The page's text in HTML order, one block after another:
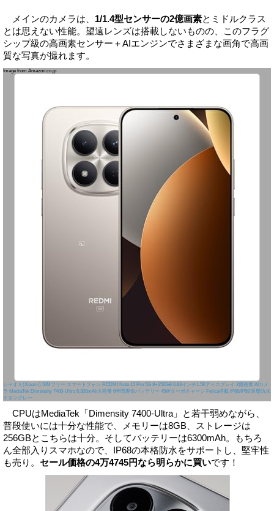
メインのカメラは、 1/1.4型センサーの2億画素とミドルクラス
とは思えない性能。望遠レンズは搭載しないものの、このフラグ
シップ級の高画素センサー＋AIエンジンでさまざまな画角で高画
質な写真が撮れます。
Image from Amazon.co.jp
シャオミ(Xiaomi) SIMフリー スマートフォン REDMI Note 15 Pro 5G 8+256GB 6.83インチ1.5Kディスプレイ 2億画素 AIカメ
ラ MediaTek Dimensity 7400-Ultra 6,300mAh大容量 6年間寿命バッテリー 45Wターボチャージ Felica搭載 IP66/IP68 防塵防水
チタングレー
CPUはMediaTek「Dimensity 7400-Ultra」と若干弱めながら、
普段使いには十分な性能で、メモリーは8GB、ストレージは
256GBとこちらは十分。そしてバッテリーは6300mAh。もちろ
ん全部入りスマホなので、IP68の本格防水をサポートし、堅牢性
も売り。 セール価格の4万4745円なら明らかに買いです！